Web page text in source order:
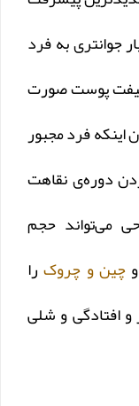
جوانتری به فرد
پوست صورت
فرد مجبور
دوره‌ی نقاهت
می‌تواند حجم
چین‌ و چروک‌را
و افتادگی و شلی